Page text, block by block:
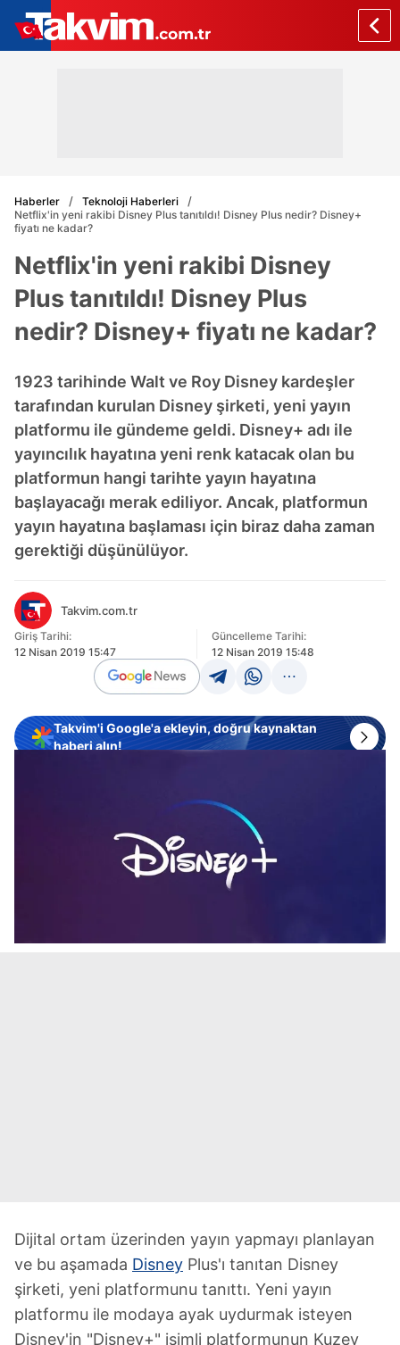
Haberler
Teknoloji Haberleri
Netflix'in yeni rakibi Disney Plus tanıtıldı! Disney Plus nedir? Disney+
fiyatı ne kadar?
Netflix'in yeni rakibi Disney
Plus tanıtıldı! Disney Plus
nedir? Disney+ fiyatı ne kadar?
1923 tarihinde Walt ve Roy Disney kardeşler
tarafından kurulan Disney şirketi, yeni yayın
platformu ile gündeme geldi. Disney+ adı ile
yayıncılık hayatına yeni renk katacak olan bu
platformun hangi tarihte yayın hayatına
başlayacağı merak ediliyor. Ancak, platformun
yayın hayatına başlaması için biraz daha zaman
gerektiği düşünülüyor.
Takvim.com.tr
Giriş Tarihi:
12 Nisan 2019 15:47
Güncelleme Tarihi:
12 Nisan 2019 15:48
Takvim'i Google'a ekleyin, doğru kaynaktan
haberi alın!
Dijital ortam üzerinden yayın yapmayı planlayan
ve bu aşamada Disney Plus'ı tanıtan Disney
şirketi, yeni platformunu tanıttı. Yeni yayın
platformu ile modaya ayak uydurmak isteyen
Disney'in "Disney+" isimli platformunun Kuzey